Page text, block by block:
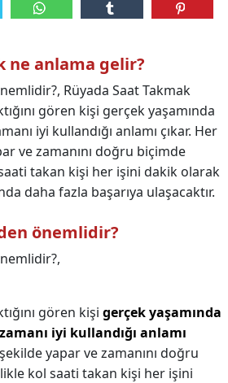
ne anlama gelir?
Rüyada Saat Takmak
gören kişi gerçek yaşamında
iyi kullandığı anlamı çıkar. Her
ve zamanını doğru biçimde
takan kişi her işini dakik olarak
daha fazla başarıya ulaşacaktır.
önemlidir?
gören kişi gerçek yaşamında
iyi kullandığı anlamı
yapar ve zamanını doğru
kol saati takan kişi her işini